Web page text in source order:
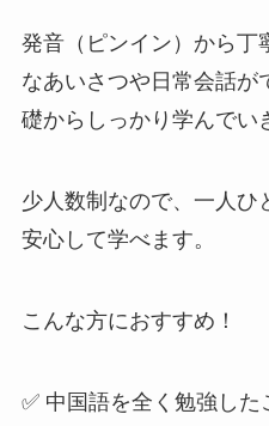
発音（ピンイン）から丁
なあいさつや日常会話が
礎からしっかり学んでい
少人数制なので、一人ひ
安心して学べます。
こんな方におすすめ！
✅ 中国語を全く勉強した